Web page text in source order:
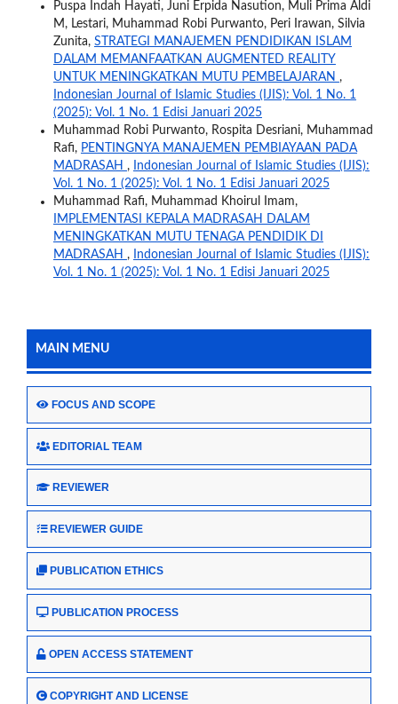
Puspa Indah Hayati, Juni Erpida Nasution, Muli Prima Aldi
M, Lestari, Muhammad Robi Purwanto, Peri Irawan, Silvia
Zunita, STRATEGI MANAJEMEN PENDIDIKAN ISLAM
DALAM MEMANFAATKAN AUGMENTED REALITY
UNTUK MENINGKATKAN MUTU PEMBELAJARAN ,
Indonesian Journal of Islamic Studies (IJIS): Vol. 1 No. 1
(2025): Vol. 1 No. 1 Edisi Januari 2025
Muhammad Robi Purwanto, Rospita Desriani, Muhammad
Rafi, PENTINGNYA MANAJEMEN PEMBIAYAAN PADA
MADRASAH ,
Indonesian Journal of Islamic Studies (IJIS):
Vol. 1 No. 1 (2025): Vol. 1 No. 1 Edisi Januari 2025
Muhammad Rafi, Muhammad Khoirul Imam,
IMPLEMENTASI KEPALA MADRASAH DALAM
MENINGKATKAN MUTU TENAGA PENDIDIK DI
MADRASAH ,
Indonesian Journal of Islamic Studies (IJIS):
Vol. 1 No. 1 (2025): Vol. 1 No. 1 Edisi Januari 2025
MAIN MENU
FOCUS AND SCOPE
EDITORIAL TEAM
REVIEWER
REVIEWER GUIDE
PUBLICATION ETHICS
PUBLICATION PROCESS
OPEN ACCESS STATEMENT
COPYRIGHT AND LICENSE